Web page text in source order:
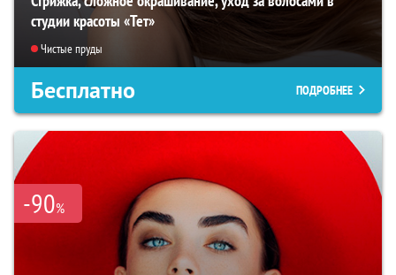
студии красоты «Тет»
Чистые пруды
Бесплатно ПОДРОБНЕЕ
-90%